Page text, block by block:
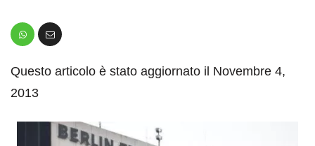
Questo articolo è stato aggiornato il Novembre 4,
2013